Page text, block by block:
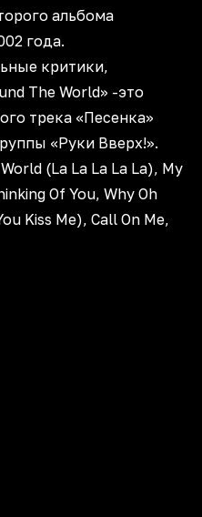
альбома
года.
критики,
The World» -это
трека «Песенка»
«Руки Вверх!».
(La La La La La), My
Of You, Why Oh
Kiss Me), Call On Me,